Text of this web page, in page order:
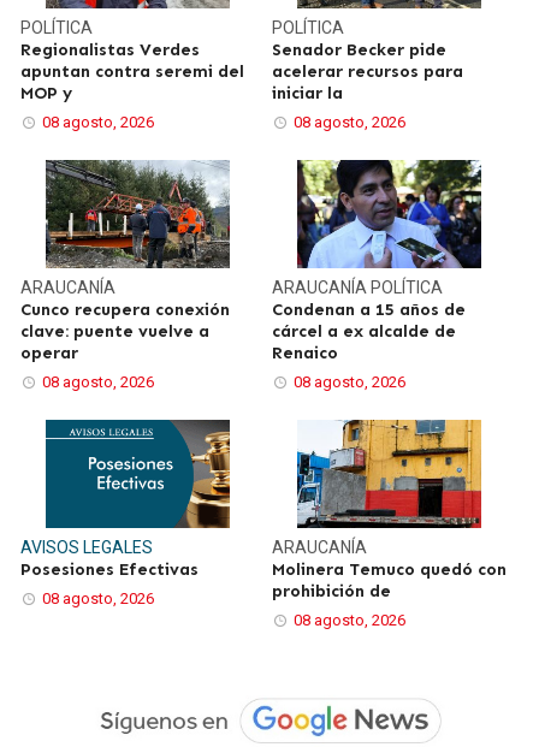
POLÍTICA
Regionalistas Verdes
apuntan contra seremi del
MOP y
08 agosto, 2026
POLÍTICA
Senador Becker pide
acelerar recursos para
iniciar la
08 agosto, 2026
ARAUCANÍA
Cunco recupera conexión
clave: puente vuelve a
operar
08 agosto, 2026
ARAUCANÍA POLÍTICA
Condenan a 15 años de
cárcel a ex alcalde de
Renaico
08 agosto, 2026
AVISOS LEGALES
Posesiones Efectivas
08 agosto, 2026
ARAUCANÍA
Molinera Temuco quedó con
prohibición de
08 agosto, 2026